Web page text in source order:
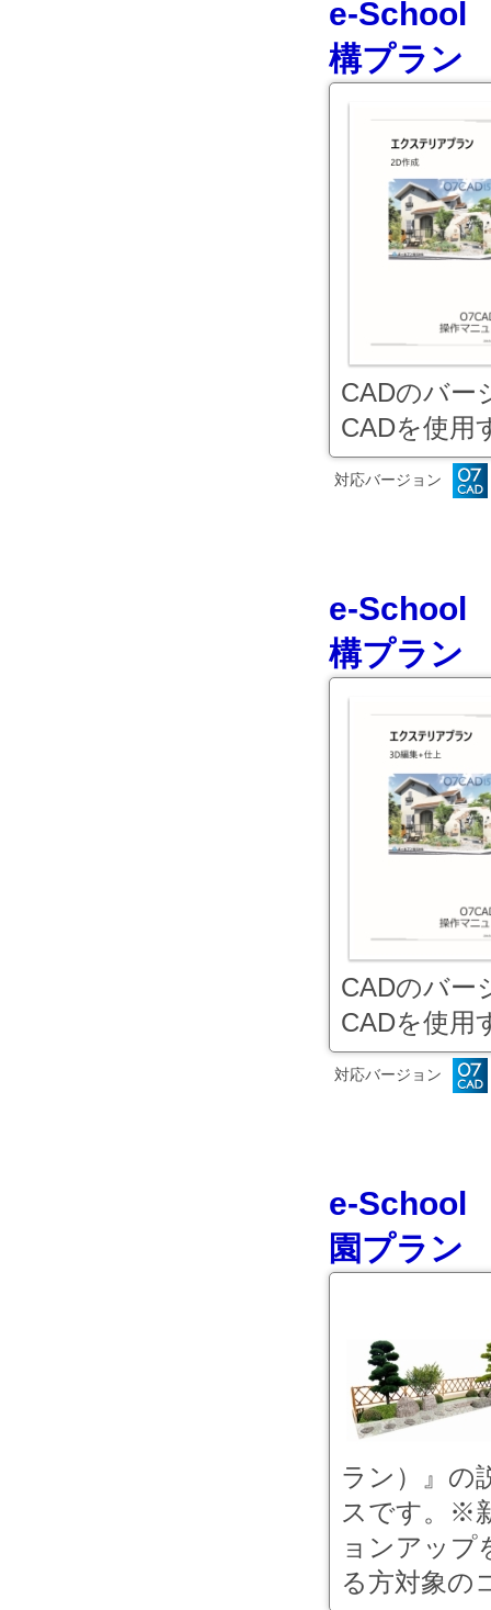
e-School
構プラン
CADのバー
CADを使用
対応バージョン
e-School
構プラン
CADのバー
CADを使用
対応バージョン
e-School
園プラン
ラン）』の
スです。※
ョンアップ
る方対象の